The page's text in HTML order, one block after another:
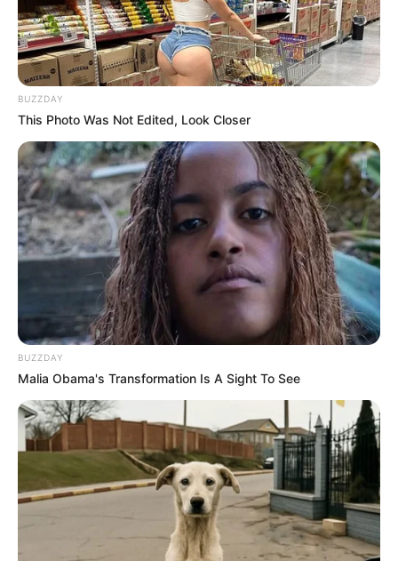
TULIS KOMENTAR
Alamat email Anda tidak akan dipublikasikan. Ruas yang wajib ditandai*
BUZZDAY
This Photo Was Not Edited, Look Closer
BUZZDAY
Malia Obama's Transformation Is A Sight To See